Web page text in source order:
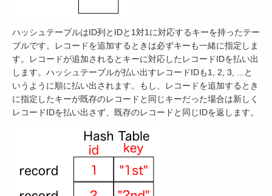
ハッシュテーブルはID列とIDと1対1に対応するキーを持ったテー
ブルです。レコードを追加するときは必ずキーも一緒に指定しま
す。レコードが追加されるとキーに対応したレコードIDを払い出
します。ハッシュテーブルが払い出すレコードIDも1, 2, 3, ...と
いうように順に払い出されます。もし、レコードを追加するとき
に指定したキーが既存のレコードと同じキーだった場合は新しく
レコードIDを払い出さず、既存のレコードと同じIDを返します。